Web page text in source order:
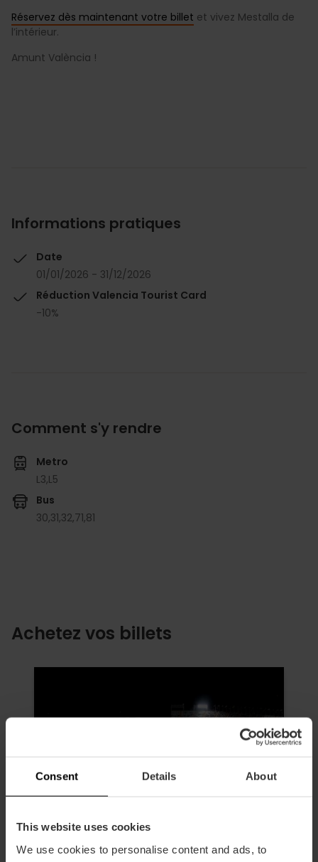
Consent Details About
This website uses cookies
We use cookies to personalise content and ads, to
Réservez dès maintenant votre billet et vivez Mestalla de
l’intérieur.
Amunt València !
Informations pratiques
Date
01/01/2026 - 31/12/2026
Réduction Valencia Tourist Card
-10%
Comment s'y rendre
Metro
L3,L5
Bus
30,31,32,71,81
Achetez vos billets